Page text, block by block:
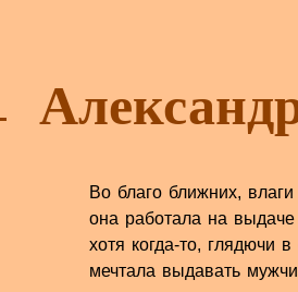
Во благо ближних,
она работала на
хотя когда-то, глядючи в
мечтала выдавать